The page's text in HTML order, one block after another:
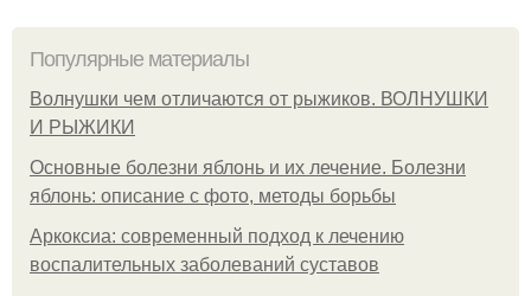
Популярные материалы
Волнушки чем отличаются от рыжиков. ВОЛНУШКИ
И РЫЖИКИ
Основные болезни яблонь и их лечение. Болезни
яблонь: описание с фото, методы борьбы
Аркоксиа: современный подход к лечению
воспалительных заболеваний суставов